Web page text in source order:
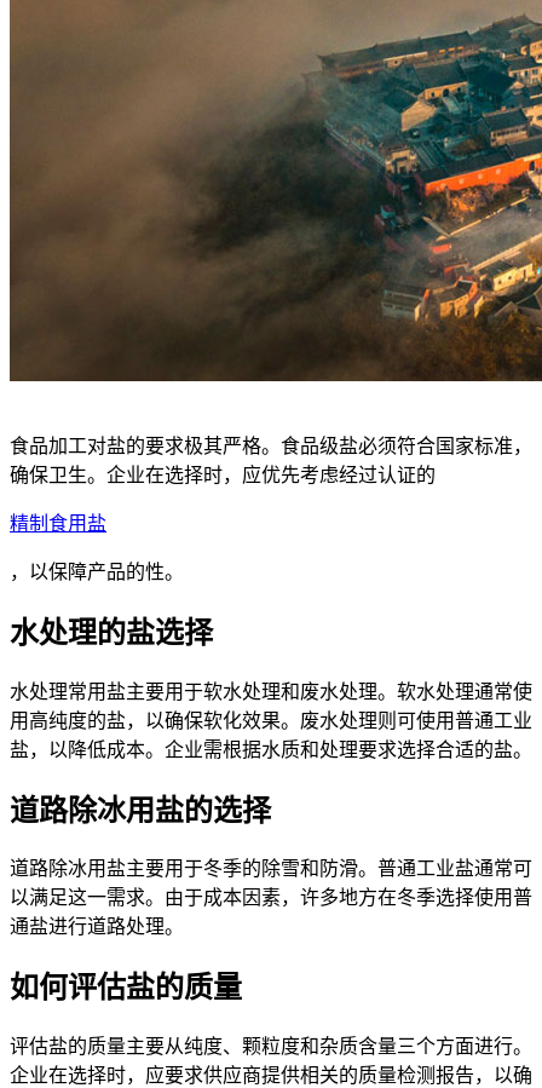
食品加工对盐的要求极其严格。食品级盐必须符合国家标准，
确保卫生。企业在选择时，应优先考虑经过认证的
精制食用盐
，以保障产品的性。
水处理的盐选择
水处理常用盐主要用于软水处理和废水处理。软水处理通常使
用高纯度的盐，以确保软化效果。废水处理则可使用普通工业
盐，以降低成本。企业需根据水质和处理要求选择合适的盐。
道路除冰用盐的选择
道路除冰用盐主要用于冬季的除雪和防滑。普通工业盐通常可
以满足这一需求。由于成本因素，许多地方在冬季选择使用普
通盐进行道路处理。
如何评估盐的质量
评估盐的质量主要从纯度、颗粒度和杂质含量三个方面进行。
企业在选择时，应要求供应商提供相关的质量检测报告，以确